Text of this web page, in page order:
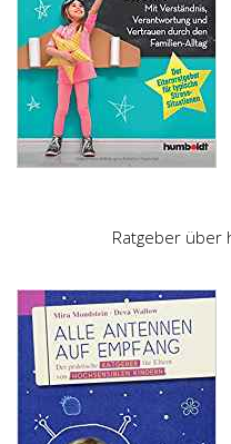
Ratgeber über